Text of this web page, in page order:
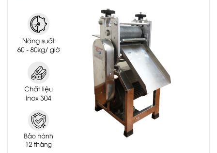
MÁY CHẾ BIẾN THỰC PHẨM
MÁY CHẾ BIẾN NÔNG SẢN
THIẾT BỊ LÀM ĐỒ ĂN NHANH
MÁY ĐÓNG GÓI THỰC PHẨM